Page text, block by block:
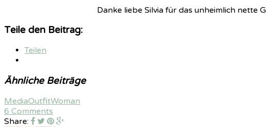
Danke liebe Silvia für das unheimlich nette
Teile den Beitrag:
Teilen
Ähnliche Beiträge
MediaOutfitWoman
6 Comments
Share: